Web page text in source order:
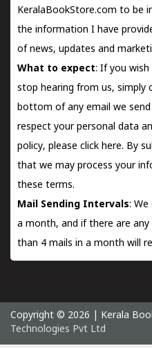
KeralaBookStore.com to be
the information I have
of news, updates and
What to expect: If you
stop hearing from us, simply
bottom of any email we
respect your personal data
policy, please click here. By
that we may process your
these terms.
Mail Sending Intervals:
a month, and if there are
than 4 mails in a month will
Copyright © 2026 | Kerala
Technologies Pvt Ltd